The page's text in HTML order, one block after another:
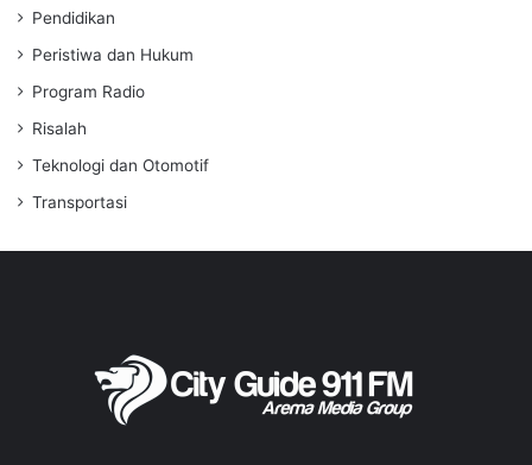
Pendidikan
Peristiwa dan Hukum
Program Radio
Risalah
Teknologi dan Otomotif
Transportasi